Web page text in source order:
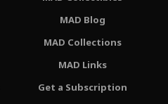
MAD Blog
MAD Collections
MAD Links
Get a Subscription